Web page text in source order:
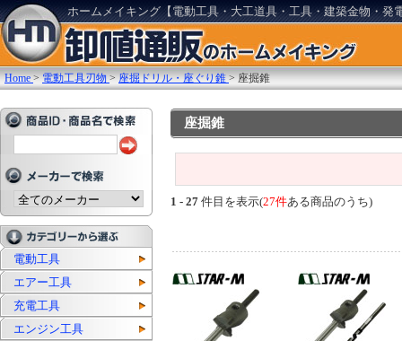
ホームメイキング【電動工具・大工道具・工具・建築金物・発
Home >電動工具刃物 >座掘ドリル・座ぐり錐 >座掘錐
電動工具
エアー工具
充電工具
エンジン工具
座掘錐
1 - 27 件目を表示(27件ある商品のうち)